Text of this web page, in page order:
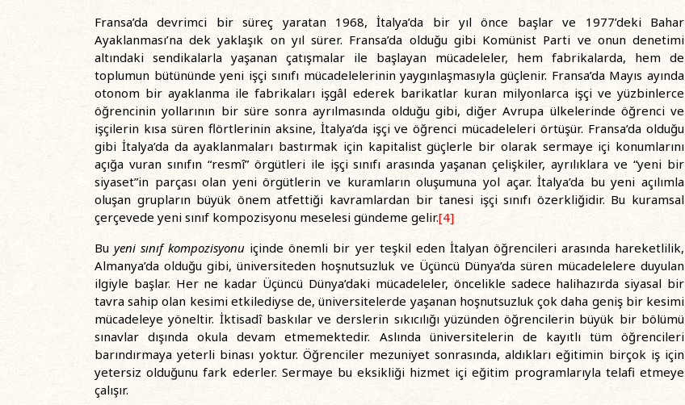
Fransa’da devrimci bir süreç yaratan 1968, İtalya’da bir yıl önce başlar ve 1977’deki Bahar
Ayaklanması’na dek yaklaşık on yıl sürer. Fransa’da olduğu gibi Komünist Parti ve onun denetimi
altındaki sendikalarla yaşanan çatışmalar ile başlayan mücadeleler, hem fabrikalarda, hem de
toplumun bütününde yeni işçi sınıfı mücadelelerinin yaygınlaşmasıyla güçlenir. Fransa’da Mayıs ayında
otonom bir ayaklanma ile fabrikaları işgâl ederek barikatlar kuran milyonlarca işçi ve yüzbinlerce
öğrencinin yollarının bir süre sonra ayrılmasında olduğu gibi, diğer Avrupa ülkelerinde öğrenci ve
işçilerin kısa süren flörtlerinin aksine, İtalya’da işçi ve öğrenci mücadeleleri örtüşür. Fransa’da olduğu
gibi İtalya’da da ayaklanmaları bastırmak için kapitalist güçlerle bir olarak sermaye içi konumlarını
açığa vuran sınıfın “resmî” örgütleri ile işçi sınıfı arasında yaşanan çelişkiler, ayrılıklara ve “yeni bir
siyaset”in parçası olan yeni örgütlerin ve kuramların oluşumuna yol açar. İtalya’da bu yeni açılımla
oluşan grupların büyük önem atfettiği kavramlardan bir tanesi işçi sınıfı özerkliğidir. Bu kuramsal
çerçevede yeni sınıf kompozisyonu meselesi gündeme gelir.[4]
Buyeni sınıf kompozisyonu içinde önemli bir yer teşkil eden İtalyan öğrencileri arasında hareketlilik,
Almanya’da olduğu gibi, üniversiteden hoşnutsuzluk ve Üçüncü Dünya’da süren mücadelelere duyulan
ilgiyle başlar. Her ne kadar Üçüncü Dünya’daki mücadeleler, öncelikle sadece halihazırda siyasal bir
tavra sahip olan kesimi etkilediyse de, üniversitelerde yaşanan hoşnutsuzluk çok daha geniş bir kesimi
mücadeleye yöneltir. İktisadî baskılar ve derslerin sıkıcılığı yüzünden öğrencilerin büyük bir bölümü
sınavlar dışında okula devam etmemektedir. Aslında üniversitelerin de kayıtlı tüm öğrencileri
barındırmaya yeterli binası yoktur. Öğrenciler mezuniyet sonrasında, aldıkları eğitimin birçok iş için
yetersiz olduğunu fark ederler. Sermaye bu eksikliği hizmet içi eğitim programlarıyla telafi etmeye
çalışır.